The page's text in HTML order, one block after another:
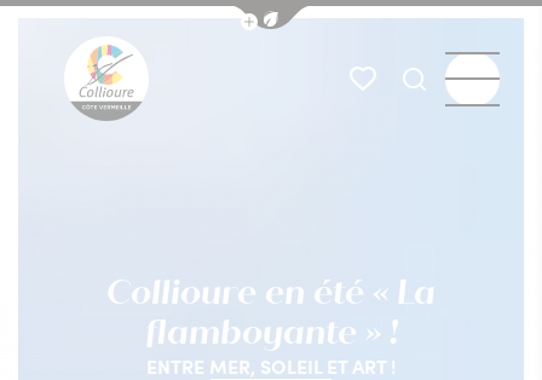
Afficher la barre de navigation du
Mes favoris
Je
Menu
Collioure en été « La
flamboyante » !
ENTRE MER, SOLEIL ET ART !